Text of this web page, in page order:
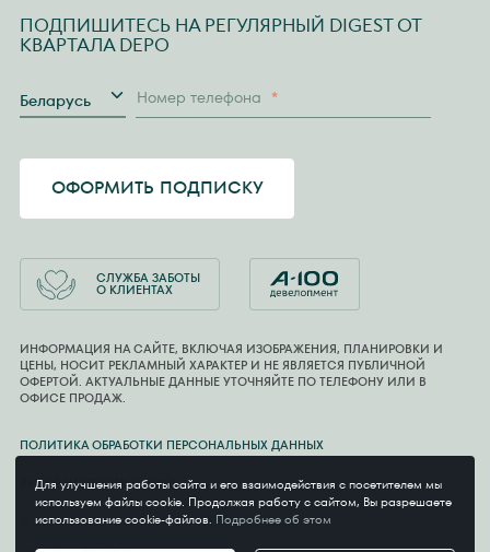
Для улучшения работы сайта и его взаимодействия с посетителем мы
используем файлы cookie. Продолжая работу с сайтом, Вы разрешаете
использование cookie-файлов. Подробнее об этом
ПОДПИШИТЕСЬ НА РЕГУЛЯРНЫЙ DIGEST ОТ
КВАРТАЛА DEPO
Беларусь Номер телефона *
ОФОРМИТЬ ПОДПИСКУ
СЛУЖБА ЗАБОТЫ
О КЛИЕНТАХ
ИНФОРМАЦИЯ НА САЙТЕ, ВКЛЮЧАЯ ИЗОБРАЖЕНИЯ, ПЛАНИРОВКИ И
ЦЕНЫ, НОСИТ РЕКЛАМНЫЙ ХАРАКТЕР И НЕ ЯВЛЯЕТСЯ ПУБЛИЧНОЙ
ОФЕРТОЙ. АКТУАЛЬНЫЕ ДАННЫЕ УТОЧНЯЙТЕ ПО ТЕЛЕФОНУ ИЛИ В
ОФИСЕ ПРОДАЖ.
ПОЛИТИКА ОБРАБОТКИ ПЕРСОНАЛЬНЫХ ДАННЫХ
ВЫБОР НАСТРОЕК COOKIE
© 2026 ООО «АСТОМАКС», УНП 800017077